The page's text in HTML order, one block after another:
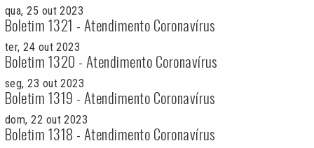
qua, 25 out 2023
Boletim 1321 - Atendimento Coronavírus
ter, 24 out 2023
Boletim 1320 - Atendimento Coronavírus
seg, 23 out 2023
Boletim 1319 - Atendimento Coronavírus
dom, 22 out 2023
Boletim 1318 - Atendimento Coronavírus